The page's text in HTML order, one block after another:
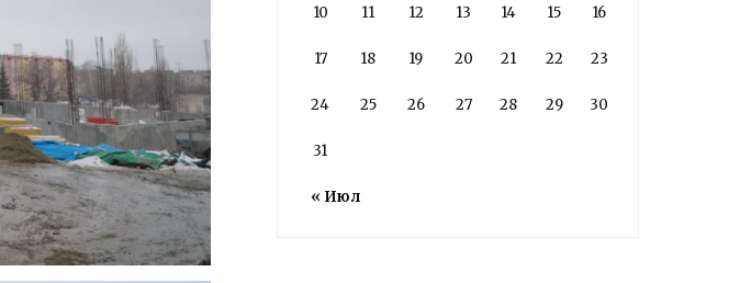
« Июл
10 11 12 13 14 15 16
17 18 19 20 21 22 23
24 25 26 27 28 29 30
31